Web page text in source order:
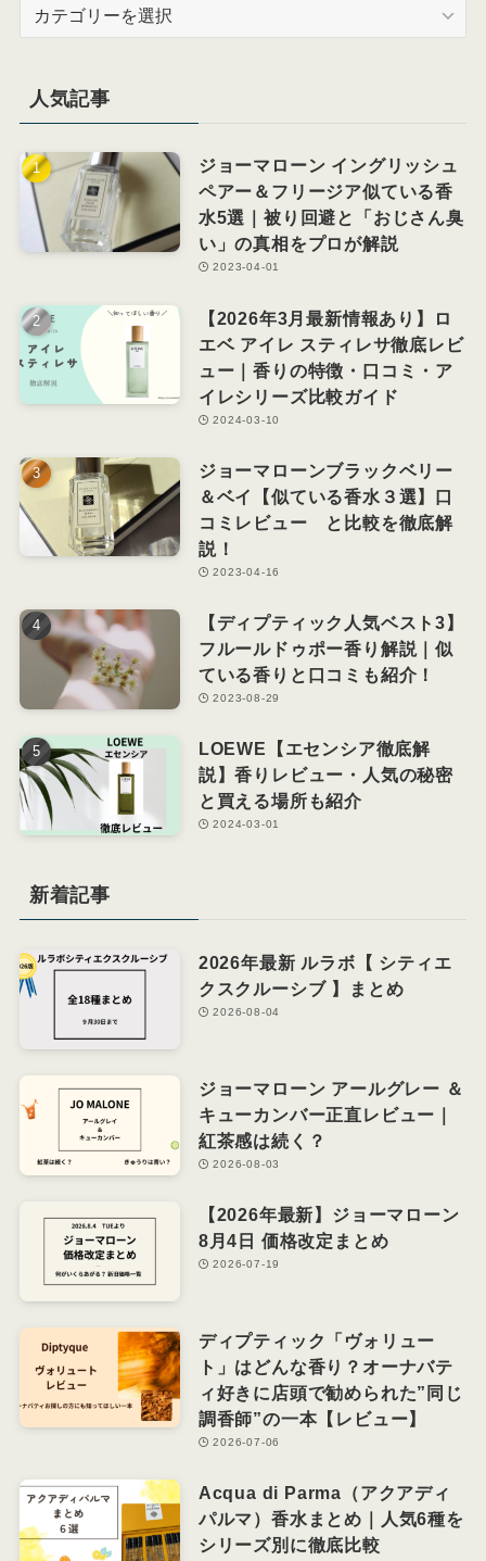
ー
人気記事
ジョーマローン イングリッシュ
ペアー＆フリージア似ている香
水5選｜被り回避と「おじさん臭
い」の真相をプロが解説
2023-04-01
【2026年3月最新情報あり】ロ
エベ アイレ スティレサ徹底レビ
ュー｜香りの特徴・口コミ・ア
イレシリーズ比較ガイド
2024-03-10
ジョーマローンブラックベリー
＆ベイ【似ている香水３選】口
コミレビュー と比較を徹底解
説！
2023-04-16
【ディプティック人気ベスト3】
フルールドゥポー香り解説｜似
ている香りと口コミも紹介！
2023-08-29
LOEWE【エセンシア徹底解
説】香りレビュー・人気の秘密
と買える場所も紹介
2024-03-01
新着記事
2026年最新 ルラボ【 シティエ
クスクルーシブ 】まとめ
2026-08-04
ジョーマローン アールグレー ＆
キューカンバー正直レビュー｜
紅茶感は続く？
2026-08-03
【2026年最新】ジョーマローン
8月4日 価格改定まとめ
2026-07-19
ディプティック「ヴォリュー
ト」はどんな香り？オーナバテ
ィ好きに店頭で勧められた”同じ
調香師”の一本【レビュー】
2026-07-06
Acqua di Parma（アクアディ
パルマ）香水まとめ｜人気6種を
シリーズ別に徹底比較